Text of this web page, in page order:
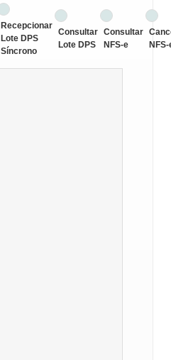
Recepcionar
Lote DPS
Síncrono
Consultar
Lote DPS
Consultar
NFS-e
NFS-